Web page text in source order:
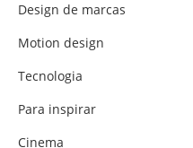
Design de marcas
Motion design
Tecnologia
Para inspirar
Cinema